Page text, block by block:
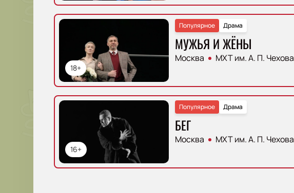
18+
Драма
Популярное
МУЖЬЯ И ЖЁНЫ
Москва МХТ им. А. П. Чехова
16+
Драма
Популярное
БЕГ
Москва МХТ им. А. П. Чехова